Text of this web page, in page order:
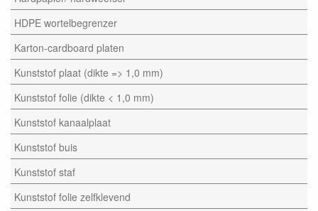
HDPE wortelbegrenzer
Karton-cardboard platen
Kunststof plaat (dikte => 1,0 mm)
Kunststof folie (dikte < 1,0 mm)
Kunststof kanaalplaat
Kunststof buis
Kunststof staf
Kunststof folie zelfklevend